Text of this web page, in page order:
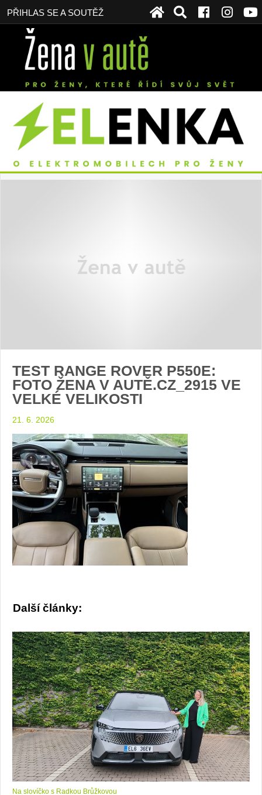
PŘIHLAS SE A SOUTĚŽ
TEST RANGE ROVER P550E:
FOTO ŽENA V AUTĚ.CZ_2915 VE
VELKÉ VELIKOSTI
21. 6. 2026
Další články:
Na slovíčko s Radkou Brůžkovou